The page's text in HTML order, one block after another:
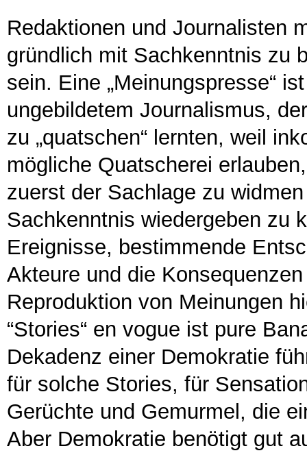
Redaktionen und Journalisten
gründlich mit Sachkenntnis zu
sein. Eine „Meinungspresse“
ungebildetem Journalismus,
zu „quatschen“ lernten, weil
mögliche Quatscherei
zuerst der Sachlage zu
Sachkenntnis wiedergeben zu
Ereignisse, bestimmende
Akteure und die
Reproduktion von Meinungen
“Stories“ en vogue ist pure
Dekadenz einer Demokratie
für solche Stories, für
Gerüchte und Gemurmel, die
Aber Demokratie benötigt gut